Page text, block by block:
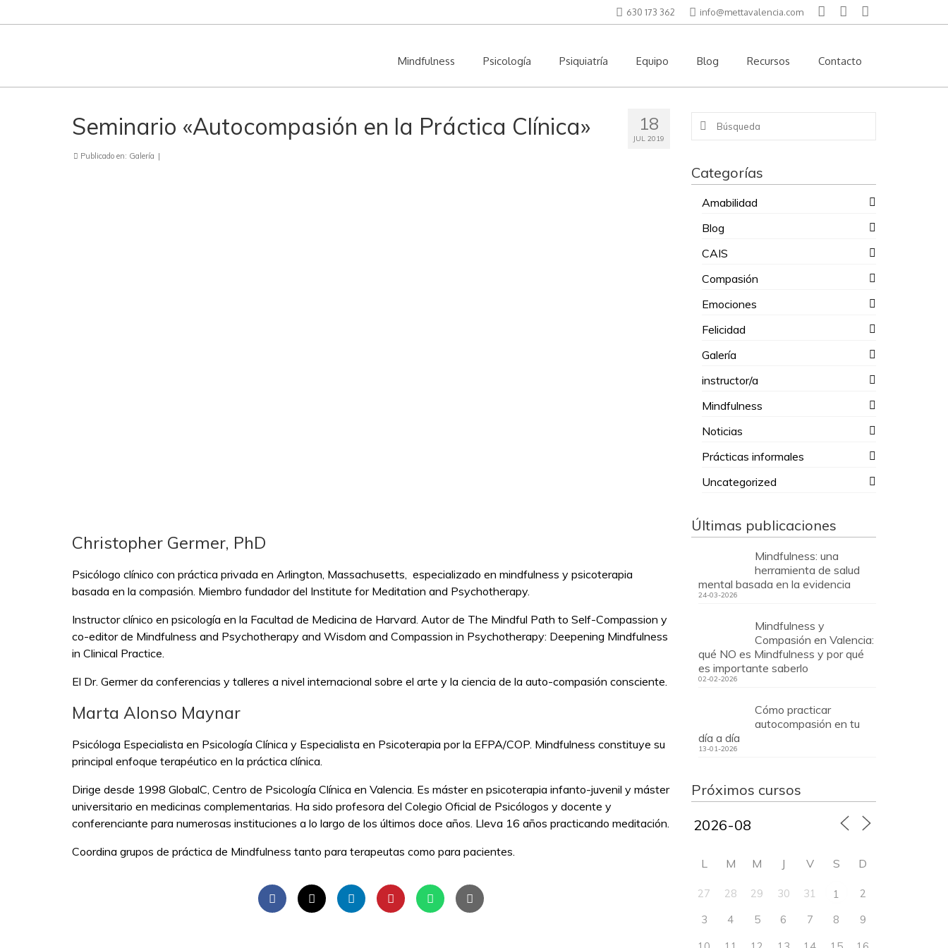
630 173 362 info@mettavalencia.com
Mindfulness Psicología Psiquiatría Equipo Blog Recursos Contacto
18
JUL 2019
Seminario «Autocompasión en la Práctica Clínica»
Publicado en: Galería |
Christopher Germer, PhD
Psicólogo clínico con práctica privada en Arlington, Massachusetts, especializado en mindfulness y psicoterapia
basada en la compasión. Miembro fundador del Institute for Meditation and Psychotherapy.
Instructor clínico en psicología en la Facultad de Medicina de Harvard. Autor de The Mindful Path to Self-Compassion y
co-editor de Mindfulness and Psychotherapy and Wisdom and Compassion in Psychotherapy: Deepening Mindfulness
in Clinical Practice.
El Dr. Germer da conferencias y talleres a nivel internacional sobre el arte y la ciencia de la auto-compasión consciente.
Marta Alonso Maynar
Psicóloga Especialista en Psicología Clínica y Especialista en Psicoterapia por la EFPA/COP. Mindfulness constituye su
principal enfoque terapéutico en la práctica clínica.
Dirige desde 1998 GlobalC, Centro de Psicología Clínica en Valencia. Es máster en psicoterapia infanto-juvenil y máster
universitario en medicinas complementarias. Ha sido profesora del Colegio Oficial de Psicólogos y docente y
conferenciante para numerosas instituciones a lo largo de los últimos doce años. Lleva 16 años practicando meditación.
Coordina grupos de práctica de Mindfulness tanto para terapeutas como para pacientes.
Buscar
por:
Categorías
Amabilidad
Blog
CAIS
Compasión
Emociones
Felicidad
Galería
instructor/a
Mindfulness
Noticias
Prácticas informales
Uncategorized
Últimas publicaciones
Mindfulness: una
herramienta de salud
mental basada en la evidencia
24-03-2026
Mindfulness y
Compasión en Valencia:
qué NO es Mindfulness y por qué
es importante saberlo
02-02-2026
Cómo practicar
autocompasión en tu
día a día
13-01-2026
Próximos cursos
L M M J V S D
27 28 29 30 31 1
2
3
4 5 6 7 8
9